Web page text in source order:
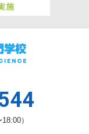
）